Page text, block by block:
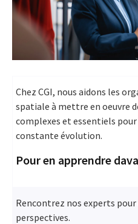
Chez CGI, nous aidons les
spatiale à mettre en oeuvre
complexes et essentiels
constante évolution.
Pour en apprendre
Rencontrez nos experts pour
perspectives.